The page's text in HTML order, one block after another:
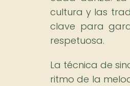
cultura y las
clave para
respetuosa.
La técnica de
ritmo de la